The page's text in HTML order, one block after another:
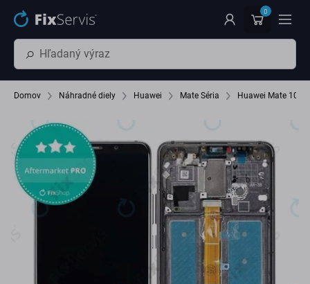
Preskočiť na hlavný obsah 0
Domov Náhradné diely Huawei Mate Séria Huawei Mate 10